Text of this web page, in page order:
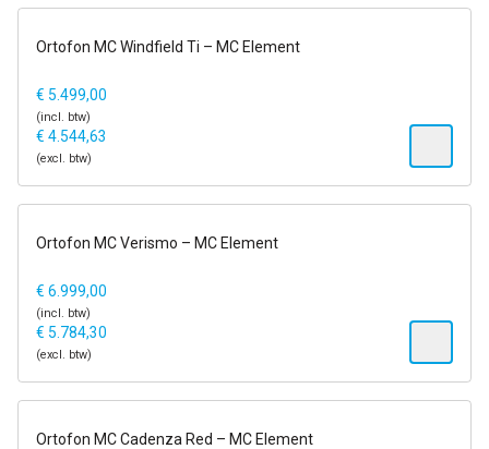
1-2 dagen
Ortofon MC Windfield Ti – MC Element
€ 5.499,00
(incl. btw)
€ 4.544,63
(excl. btw)
1-2 dagen
Ortofon MC Verismo – MC Element
€ 6.999,00
(incl. btw)
€ 5.784,30
(excl. btw)
1-2 dagen
Ortofon MC Cadenza Red – MC Element